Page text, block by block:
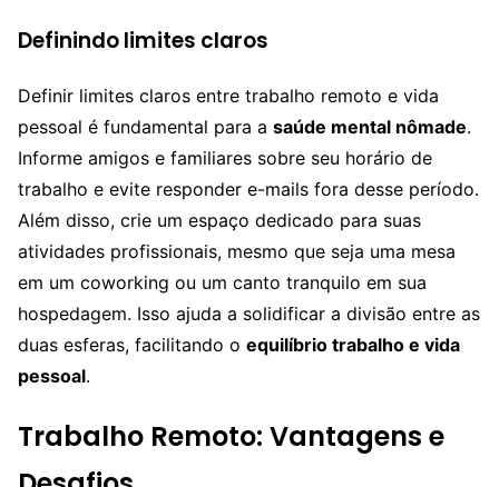
Definindo limites claros
Definir limites claros entre trabalho remoto e vida
pessoal é fundamental para a saúde mental nômade.
Informe amigos e familiares sobre seu horário de
trabalho e evite responder e-mails fora desse período.
Além disso, crie um espaço dedicado para suas
atividades profissionais, mesmo que seja uma mesa
em um coworking ou um canto tranquilo em sua
hospedagem. Isso ajuda a solidificar a divisão entre as
duas esferas, facilitando o equilíbrio trabalho e vida
pessoal.
Trabalho Remoto: Vantagens e